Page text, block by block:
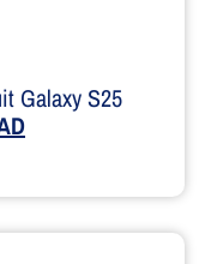
Galaxy S25